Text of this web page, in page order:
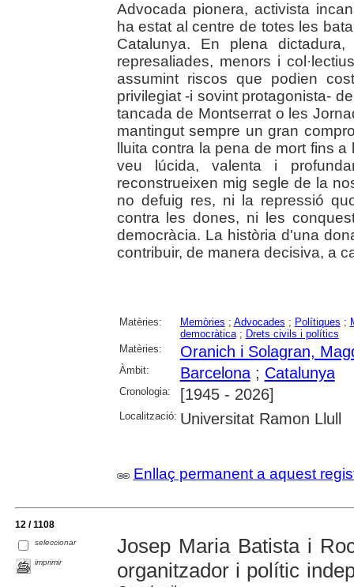
Advocada pionera, activista
ha estat al centre de totes les
Catalunya. En plena
represaliades, menors i
assumint riscos que podien
privilegiat -i sovint protagonista-
tancada de Montserrat o les
mantingut sempre un gran
lluita contra la pena de mort fins
veu lúcida, valenta i
reconstrueixen mig segle de la
no defuig res, ni la repressió
contra les dones, ni les
democràcia. La història d'una
contribuir, de manera decisiva, a
Matèries: Memòries ; Advocades ; Polítiques ;
democràtica; Drets civils i polítics
Matèries:
Oranich i Solagran,
Àmbit: Barcelona; Catalunya
Cronologia: [1945 - 2026]
Localització: Universitat Ramon Llull
Enllaç permanent a aquest
12 / 1108
seleccionar
imprimir
Josep Maria Batista i
organitzador i polític